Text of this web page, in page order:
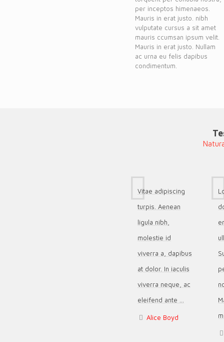
per inceptos himenaeos.
Mauris in erat justo. nibh
vulputate cursus a sit amet
mauris ccumsan ipsum velit.
Mauris in erat justo. Nullam
ac urna eu felis dapibus
condimentum.
Vitae adipiscing
turpis. Aenean
ligula nibh,
molestie id
viverra a, dapibus
at dolor. In iaculis
viverra neque, ac
eleifend ante ...
Alice Boyd